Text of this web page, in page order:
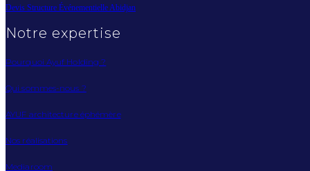
Devis Structure Événementielle Abidjan
Notre expertise
Pourquoi Ayuf Holding ?
Qui sommes-nous ?
AYUF architecture éphémère
Nos réalisations
Mediaroom